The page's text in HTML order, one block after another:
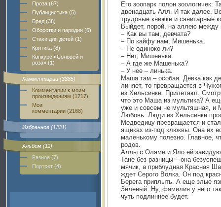
Проза (87)
Публицистика (5)
Бред (38)
Оборотки и пародии (6)
Стихи для детей (1)
Критика (8)
Конкурс «Соловей и
роза» (1)
Комментарии (3885)
Комментарии к моим
произведениям (1717)
Мои
комментарии (2168)
Избранное (1331)
Альбом (11)
Разное (7)
Портрет (4)
Его зоопарк полон зоологичек:
двенадцать Алл. И так далее.
трудовые книжки и санитарные
Выйдет, порой, на аллею между
– Как вы там, девчата?
– По кайфу нам, Мишенька.
– Не одиноко ли?
– Нет, Мишенька.
– А где же Машенька?
– У нее – линька.
Маша там – особая. Девка как
линяет, то превращается в
из Хельсинки. Прилетают.
что это Маша из мультика? А
уже и совсем не мультяшная, и
Любовь. Люди из Хельсинки
Медведицу превращается и
ящиках из-под клюквы. Она их
маленькому полезно. Главное,
родов.
Аллы с Олями и Яло ей
Тане без разницы – она
мячик, а приблудная Красная
ждет Серого Волка. Он под
Берега приплыть. А еще злые
Зеленый. Ну, фамилия у него
чуть подлиннее будет.